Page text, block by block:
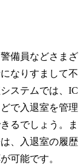
備員などさまざ
なりすまして不
ステムでは、IC
で入退室を管理
るでしょう。ま
、入退室の履歴
可能です。